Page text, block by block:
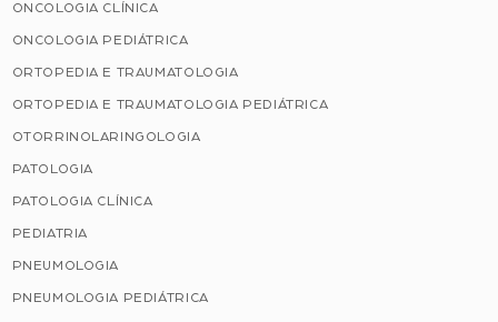
ONCOLOGIA CLÍNICA
ONCOLOGIA PEDIÁTRICA
ORTOPEDIA E TRAUMATOLOGIA
ORTOPEDIA E TRAUMATOLOGIA PEDIÁTRICA
OTORRINOLARINGOLOGIA
PATOLOGIA
PATOLOGIA CLÍNICA
PEDIATRIA
PNEUMOLOGIA
PNEUMOLOGIA PEDIÁTRICA